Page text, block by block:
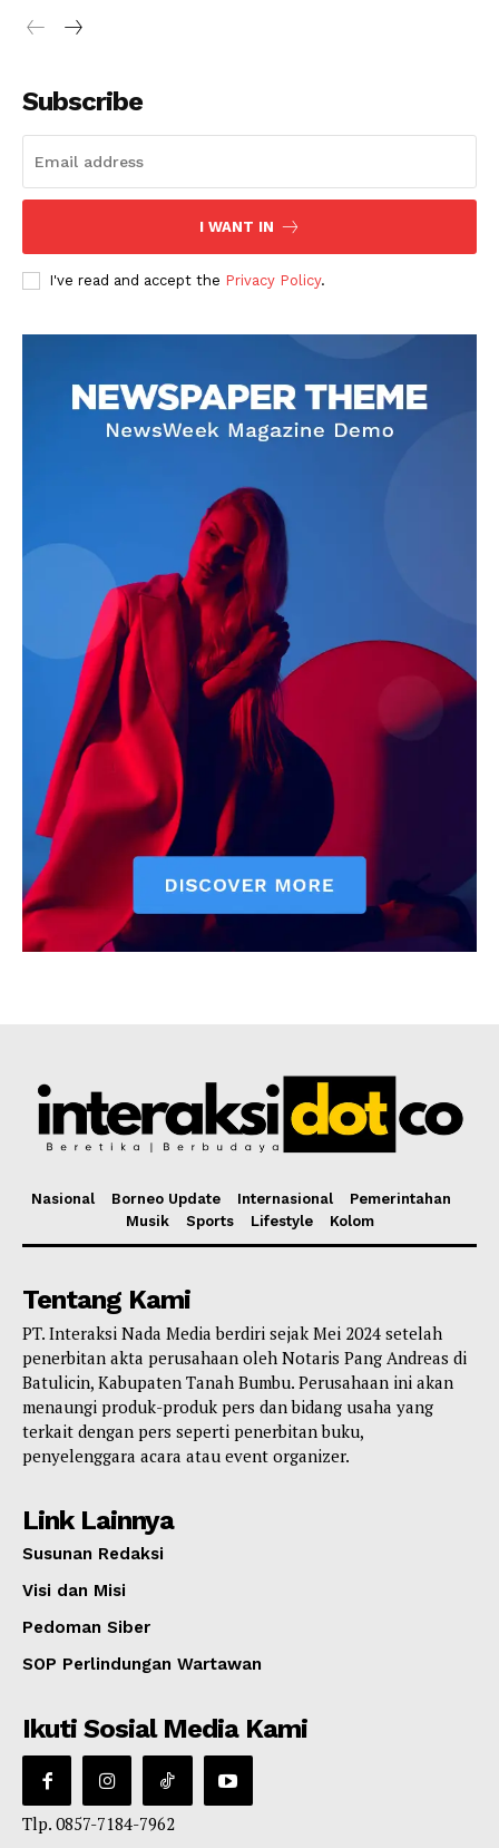
Subscribe
I WANT IN
I've read and accept the Privacy Policy.
Nasional Borneo Update Internasional
Pemerintahan
Musik
Sports Lifestyle Kolom
Tentang Kami
PT. Interaksi Nada Media berdiri sejak Mei 2024 setelah
penerbitan akta perusahaan oleh Notaris Pang Andreas di
Batulicin, Kabupaten Tanah Bumbu. Perusahaan ini akan
menaungi produk-produk pers dan bidang usaha yang
terkait dengan pers seperti penerbitan buku,
penyelenggara acara atau event organizer.
Link Lainnya
Susunan Redaksi
Visi dan Misi
Pedoman Siber
SOP Perlindungan Wartawan
Ikuti Sosial Media Kami
Tlp. 0857-7184-7962